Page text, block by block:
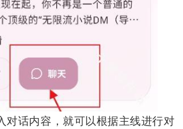
对话内容，就可以根据主线进行对